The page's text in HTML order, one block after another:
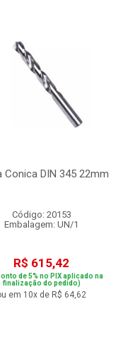
Conica DIN 345 22mm
Código: 20153
Embalagem: UN/1
R$ 615,42
de 5% no PIX aplicado na
finalização do pedido)
em 10x de R$ 64,62